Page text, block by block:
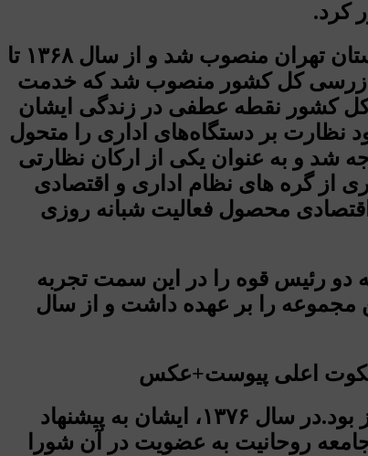
کرد.
بعد از رحلت امام (ره) آیت الله سید ابراهیم رئیسی با حکم رئیس قوه قضائیه وقت به سمت دادستان تهران منصوب شد و از سال ۱۳۶۸ تا
داشت. ایشان از سال ۱۳۷۳ به ریاست سازمان بازرسی کل کشور منصوب شد که خدمت
بازرسی کل کشور نقطه عطفی در زندگی ایشان
نظارت بر دستگاه‌های اداری را متحول
شد و به عنوان یکی از ارکان نظارتی
از گره های نظام اداری و اقتصادی
محصول فعالیت شبانه روزی
بود. ایشان که دو رئیس قوه را در این سمت تجربه
مجموعه را بر عهده داشت و از سال
آیت الله رئیسی از سال ۱۳۹۱ تا سال ۱۴۰۰ با حکم مقام معظم رهبری، دادستان ویژه روحانیت نیز بود.در سال ۱۳۷۶، ایشان به پیشنهاد
روحانیت به عضویت در آن شورا